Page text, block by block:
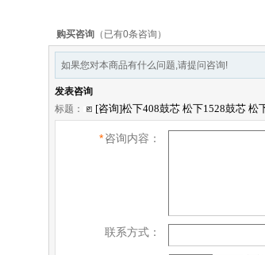
购买咨询 （已有0条咨询）
如果您对本商品有什么问题,请提问咨询!
发表咨询
标题：
*咨询内容：
联系方式：